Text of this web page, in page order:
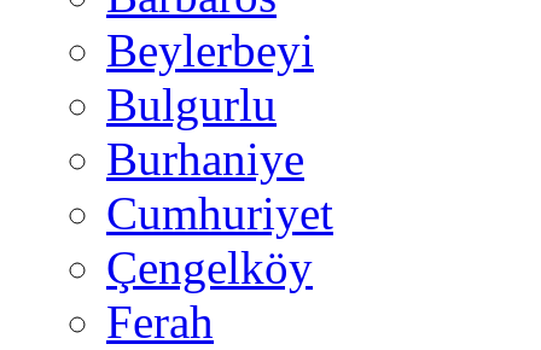
Beylerbeyi
Bulgurlu
Burhaniye
Cumhuriyet
Çengelköy
Ferah